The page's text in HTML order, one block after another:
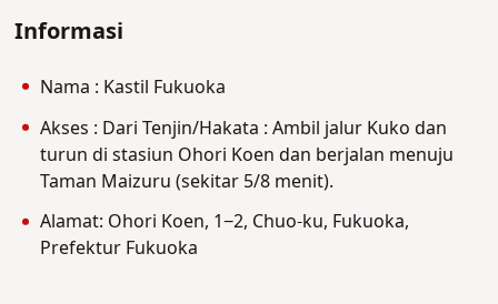
Informasi
Nama : Kastil Fukuoka
Akses : Dari Tenjin/Hakata : Ambil jalur Kuko dan
turun di stasiun Ohori Koen dan berjalan menuju
Taman Maizuru (sekitar 5/8 menit).
Alamat: Ohori Koen, 1−2, Chuo-ku, Fukuoka,
Prefektur Fukuoka